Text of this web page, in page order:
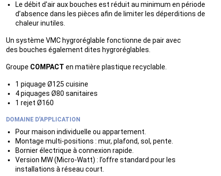
Le débit d'air aux bouches est réduit au minimum en période
d’absence dans les pièces afin de limiter les déperditions de
chaleur inutiles.
Un système VMC hygroréglable fonctionne de pair avec
des bouches également dites hygroréglables.
Groupe COMPACT en matière plastique recyclable.
1 piquage Ø125 cuisine
4 piquages Ø80 sanitaires
1 rejet Ø160
DOMAINE D'APPLICATION
Pour maison individuelle ou appartement.
Montage multi-positions : mur, plafond, sol, pente.
Bornier électrique à connexion rapide.
Version MW (Micro-Watt) : l’offre standard pour les
installations à réseau court.